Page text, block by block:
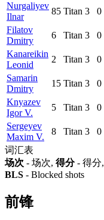
Nurgaliyev
Ilnar
85 Titan 3 0
Filatov
Dmitry
6 Titan 3 0
Kanareikin
Leonid
2 Titan 3 0
Samarin
Dmitry
15 Titan 3 0
Knyazev
Igor V.
5 Titan 3 0
Sergeyev
Maxim V.
8 Titan 3 0
词汇表
场次 - 场次, 得分- 得分,
BLS - Blocked shots
前锋